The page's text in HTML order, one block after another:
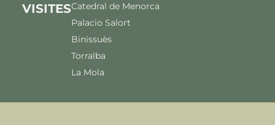
VISITESCatedral de Menorca
Palacio Salort
Binissuès
Torralba
La Mola